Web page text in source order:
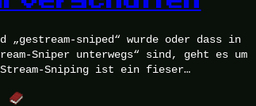
„gestream-sniped“ wurde oder dass in
Sniper unterwegs“ sind, geht es um
Sniping ist ein fieser…